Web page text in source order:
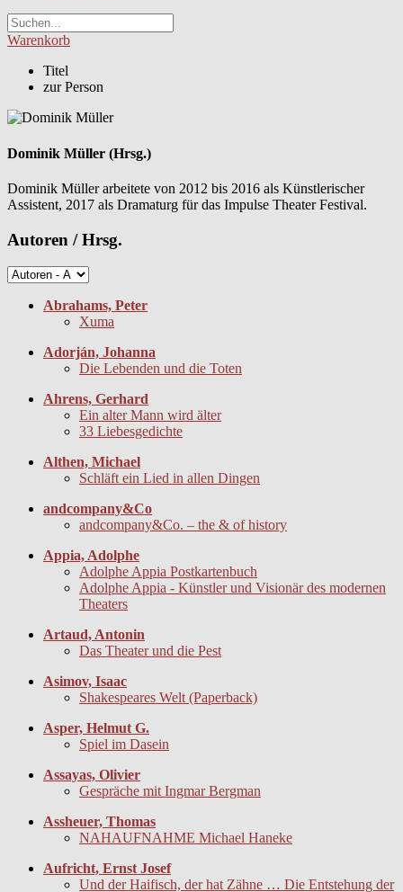
Warenkorb
Titel
zur Person
Dominik Müller (Hrsg.)
Dominik Müller arbeitete von 2012 bis 2016 als Künstlerischer
Assistent, 2017 als Dramaturg für das Impulse Theater Festival.
Autoren / Hrsg.
Abrahams, Peter
Xuma
Adorján, Johanna
Die Lebenden und die Toten
Ahrens, Gerhard
Ein alter Mann wird älter
33 Liebesgedichte
Althen, Michael
Schläft ein Lied in allen Dingen
andcompany&Co
andcompany&Co. – the & of history
Appia, Adolphe
Adolphe Appia Postkartenbuch
Adolphe Appia - Künstler und Visionär des modernen
Theaters
Artaud, Antonin
Das Theater und die Pest
Asimov, Isaac
Shakespeares Welt (Paperback)
Asper, Helmut G.
Spiel im Dasein
Assayas, Olivier
Gespräche mit Ingmar Bergman
Assheuer, Thomas
NAHAUFNAHME Michael Haneke
Aufricht, Ernst Josef
Und der Haifisch, der hat Zähne … Die Entstehung der